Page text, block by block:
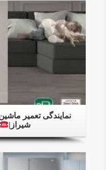
شیراز|